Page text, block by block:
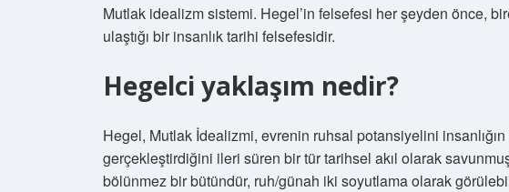
Mutlak idealizm sistemi. Hegel’in felsefesi her şeyden önce,
ulaştığı bir insanlık tarihi felsefesidir.
Hegelci yaklaşım nedir?
Hegel, Mutlak İdealizmi, evrenin ruhsal potansiyelini
gerçekleştirdiğini ileri süren bir tür tarihsel akıl olarak
bölünmez bir bütündür, ruh/günah iki soyutlama olarak